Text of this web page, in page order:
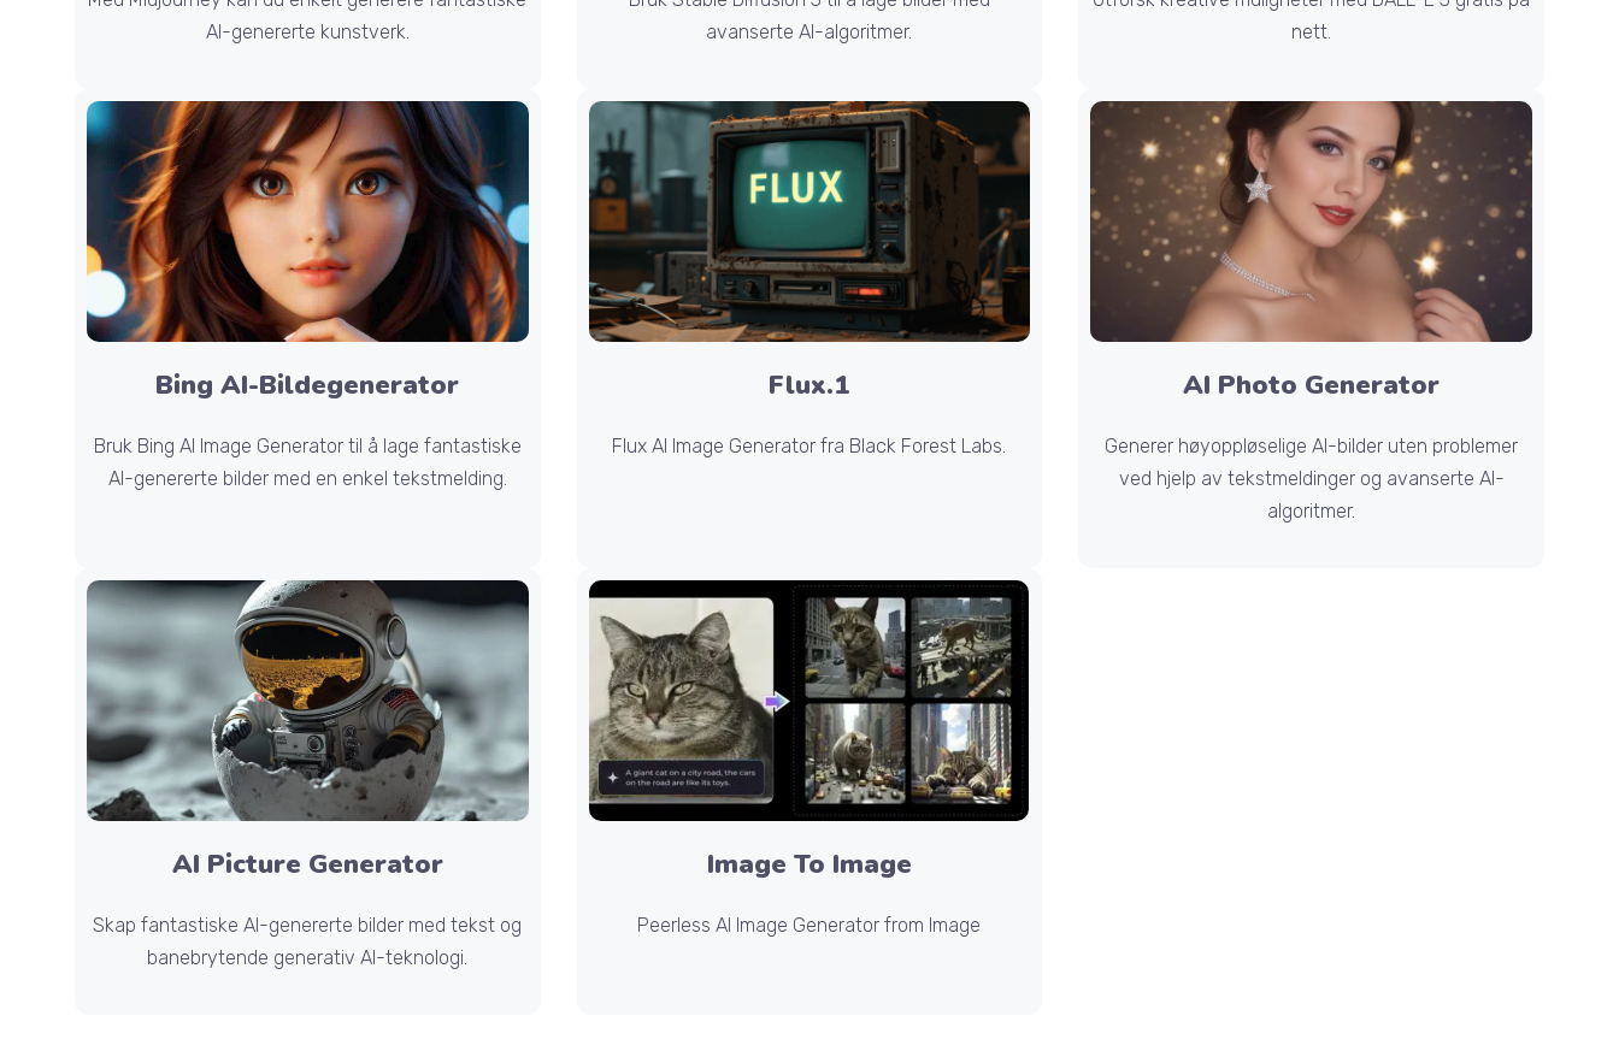
AI-genererte kunstverk.
avanserte AI-algoritmer.
nett.
Bing AI-Bildegenerator
Bruk Bing AI Image Generator til å lage fantastiske
AI-genererte bilder med en enkel tekstmelding.
Flux.1
Flux AI Image Generator fra Black Forest Labs.
AI Photo Generator
Generer høyoppløselige AI-bilder uten problemer
ved hjelp av tekstmeldinger og avanserte AI-
algoritmer.
AI Picture Generator
Skap fantastiske AI-genererte bilder med tekst og
banebrytende generativ AI-teknologi.
Image To Image
Peerless AI Image Generator from Image